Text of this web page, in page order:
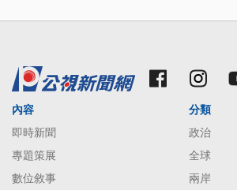
內容
即時新聞
專題策展
數位敘事
分類
政治
全球
兩岸